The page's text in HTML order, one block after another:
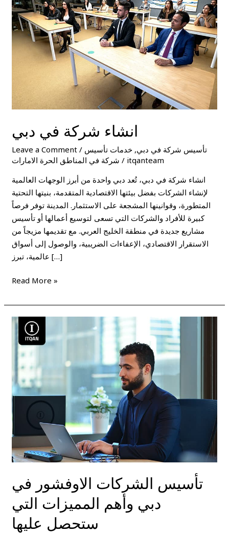
انشاء شركة في دبي
Leave a Comment / تأسيس شركة في دبي, خدمات تأسيس
شركة في المناطق الحرة الامارات / itqanteam
انشاء شركة في دبي، تُعد دبي واحدة من أبرز الوجهات العالمية
لإنشاء الشركات بفضل بيئتها الاقتصادية المتقدمة، بنيتها التحتية
المتطورة، وقوانينها المشجعة على الاستثمار. المدينة توفر فرصاً
كبيرة للأفراد والشركات التي تسعى لتوسيع أعمالها أو تأسيس
مشاريع جديدة في منطقة الخليج العربي. مع تقديمها مزيجاً من
الاستقرار الاقتصادي، الإعفاءات الضريبية، والوصول إلى أسواق
عالمية، تبرز […]
دبي
Read More »
تأسيس الشركات الاوفشور في
دبي وأهم المميزات التي
ستحصل عليها
تأسيس
الشركات
الاوفشور
وأهم
المميزات
التي
ستحصل
عليها